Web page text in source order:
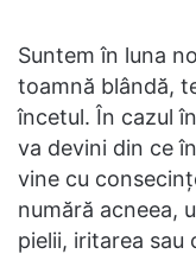
Suntem în luna
toamnă blândă,
încetul. În cazul
va devini din ce
vine cu
numără acneea,
pielii, iritarea sau